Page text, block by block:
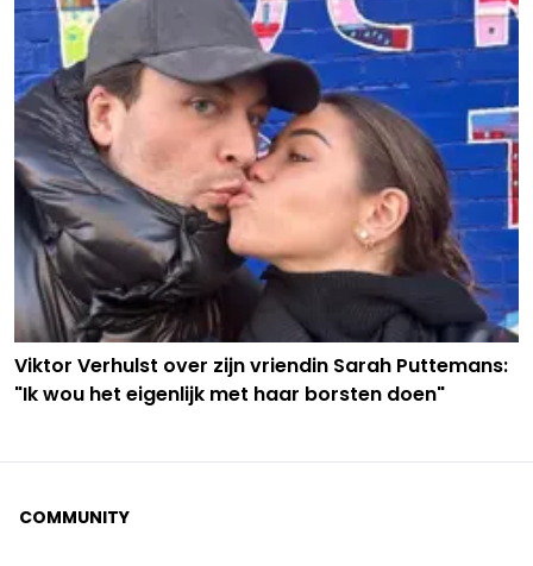
Viktor Verhulst over zijn vriendin Sarah Puttemans:
"Ik wou het eigenlijk met haar borsten doen"
COMMUNITY